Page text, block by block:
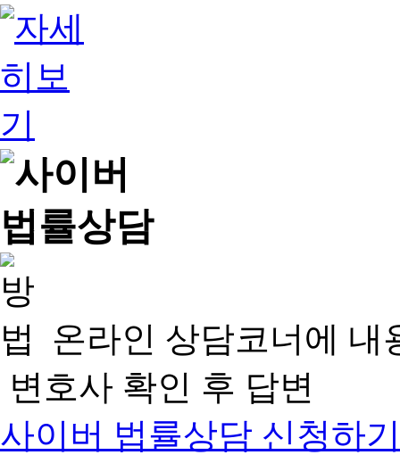
온라인 상담코너에 내
변호사 확인 후 답변
사이버 법률상담 신청하기